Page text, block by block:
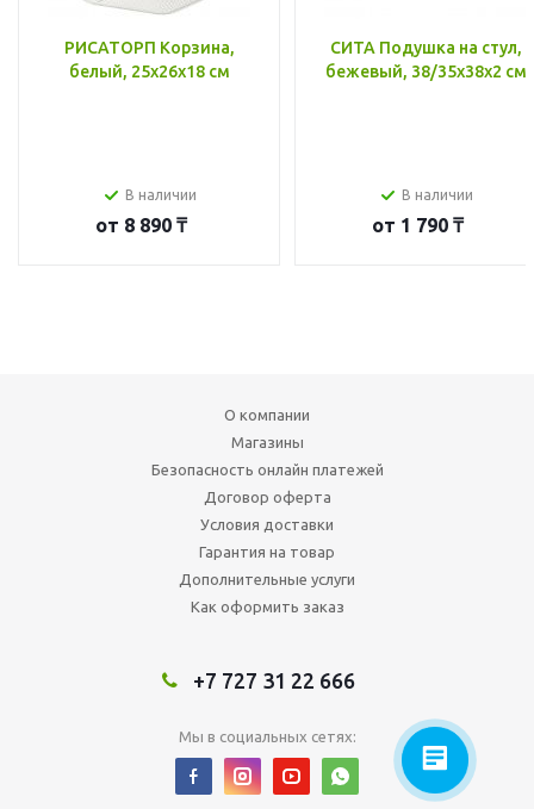
РИСАТОРП Корзина,
белый, 25x26x18 см
В наличии
от 8 890 ₸
СИТА Подушка на стул,
бежевый, 38/35x38x2 см
В наличии
от 1 790 ₸
О компании
Магазины
Безопасность онлайн платежей
Договор оферта
Условия доставки
Гарантия на товар
Дополнительные услуги
Как оформить заказ
+7 727 31 22 666
Мы в социальных сетях: